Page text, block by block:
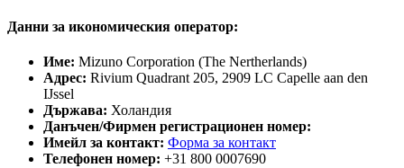
Данни за икономическия оператор:
Име: Mizuno Corporation (The Nertherlands)
Адрес: Rivium Quadrant 205, 2909 LC Capelle aan den
IJssel
Държава: Холандия
Данъчен/Фирмен регистрационен номер:
Имейл за контакт: Форма за контакт
Телефонен номер: +31 800 0007690